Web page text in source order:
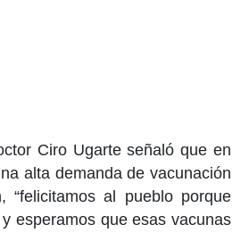
Ciro Ugarte señaló que en
alta demanda de vacunación
“felicitamos al pueblo porque
esperamos que esas vacunas